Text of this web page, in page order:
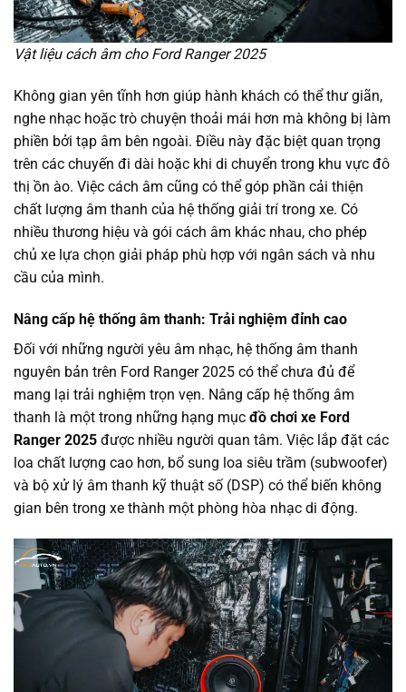
Vật liệu cách âm cho Ford Ranger 2025
Không gian yên tĩnh hơn giúp hành khách có thể thư giãn,
nghe nhạc hoặc trò chuyện thoải mái hơn mà không bị làm
phiền bởi tạp âm bên ngoài. Điều này đặc biệt quan trọng
trên các chuyến đi dài hoặc khi di chuyển trong khu vực đô
thị ồn ào. Việc cách âm cũng có thể góp phần cải thiện
chất lượng âm thanh của hệ thống giải trí trong xe. Có
nhiều thương hiệu và gói cách âm khác nhau, cho phép
chủ xe lựa chọn giải pháp phù hợp với ngân sách và nhu
cầu của mình.
Nâng cấp hệ thống âm thanh: Trải nghiệm đỉnh cao
Đối với những người yêu âm nhạc, hệ thống âm thanh
nguyên bản trên Ford Ranger 2025 có thể chưa đủ để
mang lại trải nghiệm trọn vẹn. Nâng cấp hệ thống âm
thanh là một trong những hạng mục đồ chơi xe Ford
Ranger 2025 được nhiều người quan tâm. Việc lắp đặt các
loa chất lượng cao hơn, bổ sung loa siêu trầm (subwoofer)
và bộ xử lý âm thanh kỹ thuật số (DSP) có thể biến không
gian bên trong xe thành một phòng hòa nhạc di động.